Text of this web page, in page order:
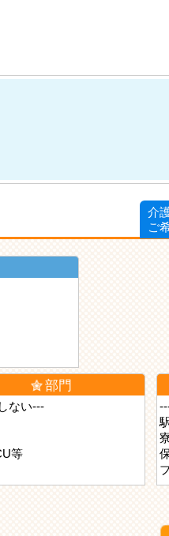
介
ご
部門